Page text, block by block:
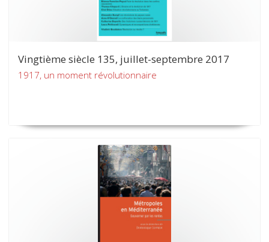
Vingtième siècle 135, juillet-septembre 2017
1917, un moment révolutionnaire